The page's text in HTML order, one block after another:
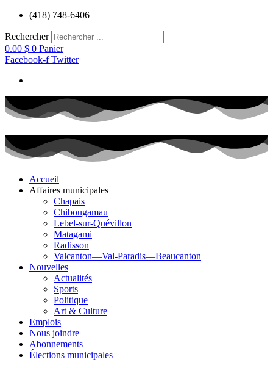
Aller
contenu
(418) 748-6406
Rechercher
0.00 $ 0 Panier
Facebook-f Twitter
Accueil
Affaires municipales
Chapais
Chibougamau
Lebel-sur-Quévillon
Matagami
Radisson
Valcanton—Val-Paradis—Beaucanton
Nouvelles
Actualités
Sports
Politique
Art & Culture
Emplois
Nous joindre
Abonnements
Élections municipales